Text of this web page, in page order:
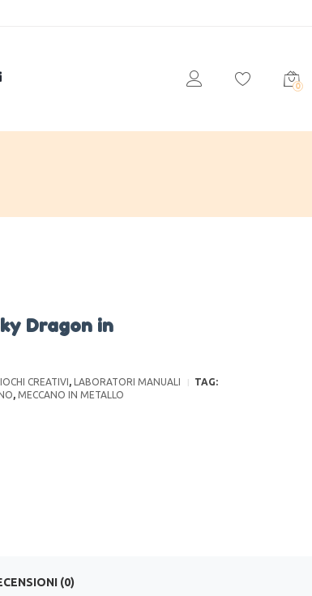
0
Dragon in
CREATIVI, LABORATORI MANUALI
TAG:
, MECCANO IN METALLO
(0)